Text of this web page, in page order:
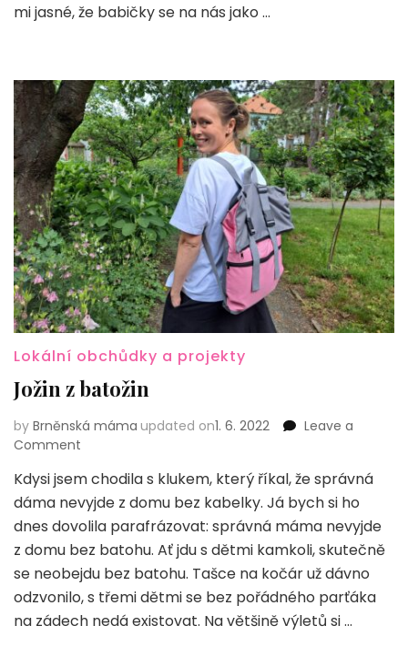
mi jasné, že babičky se na nás jako …
Lokální obchůdky a projekty
Jožin z batožin
by Brněnská máma updated on1. 6. 2022
Leave a
Comment
z batožin
Kdysi jsem chodila s klukem, který říkal, že správná
dáma nevyjde z domu bez kabelky. Já bych si ho
dnes dovolila parafrázovat: správná máma nevyjde
z domu bez batohu. Ať jdu s dětmi kamkoli, skutečně
se neobejdu bez batohu. Tašce na kočár už dávno
odzvonilo, s třemi dětmi se bez pořádného parťáka
na zádech nedá existovat. Na většině výletů si …